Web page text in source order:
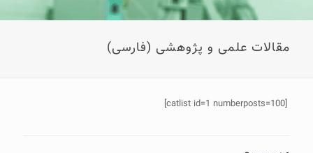
مقالات علمی و پژوهشی (فارسی)
[catlist id=1 numberposts=100]